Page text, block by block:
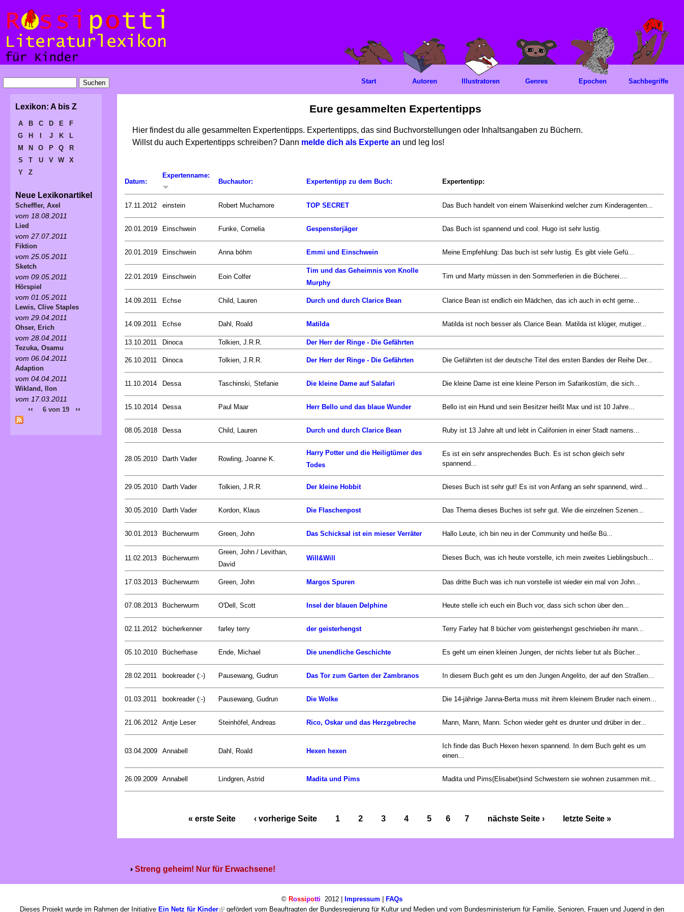
Eure gesammelten Expertentipps
Hier findest du alle gesammelten Expertentipps. Expertentipps, das sind Buchvorstellungen oder Inhaltsangaben zu Büchern.
Willst du auch Expertentipps schreiben? Dann melde dich als Experte an und leg los!
Datum:
Expertenname:
Buchautor:
Expertentipp zu dem Buch: Expertentipp:
17.11.2012 einstein Robert Muchamore TOP SECRET Das Buch handelt von einem Waisenkind welcher zum Kinderagenten...
20.01.2019 Einschwein Funke, Cornelia Gespensterjäger Das Buch ist spannend und cool. Hugo ist sehr lustig.
20.01.2019 Einschwein Anna böhm Emmi und Einschwein Meine Empfehlung: Das buch ist sehr lustig. Es gibt viele Gefü...
22.01.2019 Einschwein Eoin Colfer
Tim und das Geheimnis von Knolle
Murphy
Tim und Marty müssen in den Sommerferien in die Bücherei....
14.09.2011 Echse Child, Lauren Durch und durch Clarice Bean Clarice Bean ist endlich ein Mädchen, das ich auch in echt gerne...
14.09.2011 Echse Dahl, Roald Matilda Matilda ist noch besser als Clarice Bean. Matilda ist klüger, mutiger...
13.10.2011 Dinoca Tolkien, J.R.R. Der Herr der Ringe - Die Gefährten
26.10.2011 Dinoca Tolkien, J.R.R. Der Herr der Ringe - Die Gefährten Die Gefährten ist der deutsche Titel des ersten Bandes der Reihe Der...
11.10.2014 Dessa Taschinski, Stefanie Die kleine Dame auf Salafari Die kleine Dame ist eine kleine Person im Safarikostüm, die sich...
15.10.2014 Dessa Paul Maar Herr Bello und das blaue Wunder Bello ist ein Hund und sein Besitzer heißt Max und ist 10 Jahre...
08.05.2018 Dessa Child, Lauren Durch und durch Clarice Bean Ruby ist 13 Jahre alt und lebt in Califonien in einer Stadt namens...
28.05.2010 Darth Vader Rowling, Joanne K.
Harry Potter und die Heiligtümer des
Todes
Es ist ein sehr ansprechendes Buch. Es ist schon gleich sehr
spannend...
29.05.2010 Darth Vader Tolkien, J.R.R. Der kleine Hobbit Dieses Buch ist sehr gut! Es ist von Anfang an sehr spannend, wird...
30.05.2010 Darth Vader Kordon, Klaus Die Flaschenpost Das Thema dieses Buches ist sehr gut. Wie die einzelnen Szenen...
30.01.2013 Bücherwurm Green, John Das Schicksal ist ein mieser Verräter Hallo Leute, ich bin neu in der Community und heiße Bü...
11.02.2013 Bücherwurm
Green, John / Levithan,
David
Will&Will Dieses Buch, was ich heute vorstelle, ich mein zweites Lieblingsbuch...
17.03.2013 Bücherwurm Green, John Margos Spuren Das dritte Buch was ich nun vorstelle ist wieder ein mal von John...
07.08.2013 Bücherwurm O'Dell, Scott Insel der blauen Delphine Heute stelle ich euch ein Buch vor, dass sich schon über den...
02.11.2012 bücherkenner farley terry der geisterhengst Terry Farley hat 8 bücher vom geisterhengst geschrieben ihr mann...
05.10.2010 Bücherhase Ende, Michael Die unendliche Geschichte Es geht um einen kleinen Jungen, der nichts lieber tut als Bücher...
28.02.2011 bookreader (:-) Pausewang, Gudrun Das Tor zum Garten der Zambranos In diesem Buch geht es um den Jungen Angelito, der auf den Straßen...
01.03.2011 bookreader (:-) Pausewang, Gudrun Die Wolke Die 14-jährige Janna-Berta muss mit ihrem kleinem Bruder nach einem...
21.06.2012 Antje Leser Steinhöfel, Andreas Rico, Oskar und das Herzgebreche Mann, Mann, Mann. Schon wieder geht es drunter und drüber in der...
03.04.2009 Annabell Dahl, Roald Hexen hexen
Ich finde das Buch Hexen hexen spannend. In dem Buch geht es um
einen...
26.09.2009 Annabell Lindgren, Astrid Madita und Pims Madita und Pims(Elisabet)sind Schwestern sie wohnen zusammen mit...
« erste Seite ‹ vorherige Seite 1 2 3 4 5 6 7 nächste Seite › letzte Seite »
Streng geheim! Nur für Erwachsene!
Start Autoren Illustratoren Genres Epochen Sachbegriffe
Lexikon: A bis Z
A B C D E
F
G
H J K
L
M
N O P Q
R
S
T U V W
X
Y
Z
Neue Lexikonartikel
Scheffler, Axel
vom 18.08.2011
Lied
vom 27.07.2011
Fiktion
vom 25.05.2011
Sketch
vom 09.05.2011
Hörspiel
vom 01.05.2011
Lewis, Clive Staples
vom 29.04.2011
Ohser, Erich
vom 28.04.2011
Tezuka, Osamu
vom 06.04.2011
Adaption
vom 04.04.2011
Wikland, Ilon
vom 17.03.2011
‹‹ 6 von 19 ››
© Rossipotti 2012 | Impressum | FAQs
Dieses Projekt wurde im Rahmen der Initiative Ein Netz für Kinder gefördert vom Beauftragten der Bundesregierung für Kultur und Medien und vom Bundesministerium für Familie, Senioren, Frauen und Jugend in den